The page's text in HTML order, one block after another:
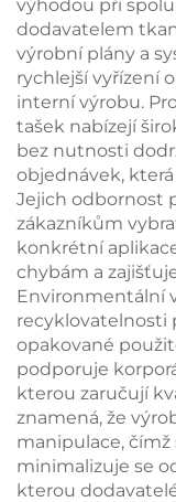
výhodou při
dodavatelem
výrobní plány a
rychlejší vyřízení
interní výrobu.
tašek nabízejí
bez nutnosti
objednávek,
Jejich odbornost
zákazníkům
konkrétní
chybám a
Environmentální
recyklovatelnosti
opakované
podporuje
kterou zaručují
znamená, že
manipulace, čímž
minimalizuje se
kterou